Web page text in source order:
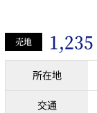
売地 1,235
所在地
交通